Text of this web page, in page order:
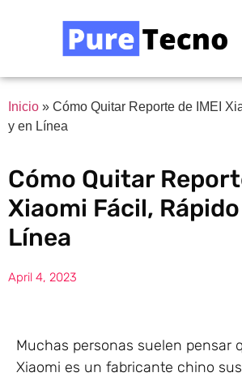
Inicio » Cómo Quitar Reporte de IMEI
y en Línea
Cómo Quitar
Xiaomi Fácil,
Línea
April 4, 2023
Muchas personas suelen pensar
Xiaomi es un fabricante chino